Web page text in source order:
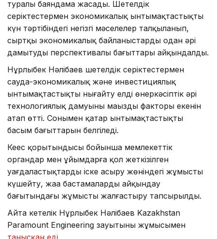
туралы баяндама жасады. Шетелдік
серіктестермен экономикалық ынтымақтастықтың
күн тәртібіндегі негізгі мәселелер талқыланып,
сыртқы экономикалық байланыстарды одан әрі
дамытудың перспективалы бағыттары айқындалды.
Нұрлыбек Нәлібаев шетелдік серіктестермен
сауда-экономикалық және инвестициялық
ынтымақтастықты нығайту елдің өнеркәсіптік әрі
технологиялық дамуының маңызды факторы екенін
атап өтті. Сонымен қатар ынтымақтастықтың
басым бағыттарын белгіледі.
Кеңес қорытындысы бойынша мемлекеттік
органдар мен ұйымдарға қол жеткізілген
уағдаластықтарды іске асыру жөніндегі жұмысты
күшейту, жаңа бастамаларды айқындау
бағытындағы жұмысты жалғастыру тапсырылды.
Айта кетелік Нұрлыбек Нәлібаев Kazakhstan
Paramount Engineering зауытының жұмысымен